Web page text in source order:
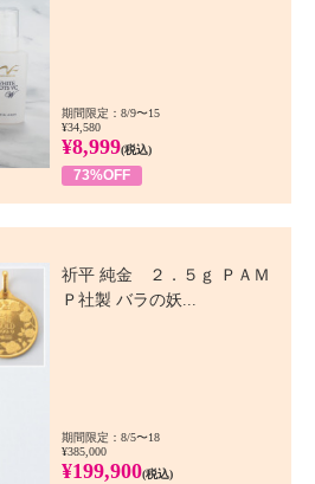
期間限定：8/9〜15
¥34,580
¥8,999(税込)
73%OFF
祈平 純金 ２．５ｇ ＰＡＭ
Ｐ社製 バラの妖...
期間限定：8/5〜18
¥385,000
¥199,900(税込)